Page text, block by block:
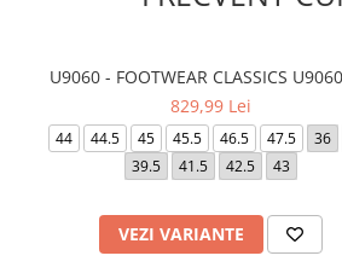
U9060 - FOOTWEAR CLASSICS
829,99 Lei
44 44.5 45 45.5 46.5 47.5 36
39.5
41.5 42.5 43
VEZI VARIANTE